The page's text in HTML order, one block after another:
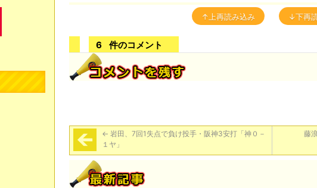
↑上再読み込み ↓下再
6 件のコメント
← 岩田、7回1失点で負け投手・阪神3安打「神０－
１ヤ」
藤